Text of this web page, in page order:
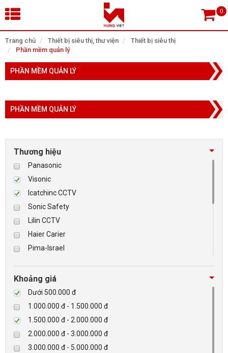
Trang chủ Thiết bị siêu thị, thư viện
Thiết bị siêu thị
Phần mềm quản lý
PHẦN MỀM QUẢN LÝ
PHẦN MỀM QUẢN LÝ
Thương hiệu
Panasonic
Visonic
Icatchinc CCTV
Sonic Safety
Lilin CCTV
Haier Carier
Pima-Israel
Checkpoint
Paradox-Canada
D-max
HIKVISON
Eguard
Khác
Khoảng giá
Dưới 500.000 đ
1.000.000 đ - 1.500.000 đ
1.500.000 đ - 2.000.000 đ
2.000.000 đ - 3.000.000 đ
3.000.000 đ - 5.000.000 đ
×
Tìm theo danh mục
TRANG CHỦ
THIẾT BỊ SIÊU THỊ, THƯ VIỆN
CAMERA GIÁM SÁT
BÁO ĐỘNG, BÁO CHÁY
NHÀ THÔNG MINH
LIÊN HỆ